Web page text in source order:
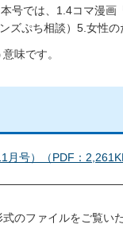
号では、1.4コマ漫
ズぷち相談）5.女性
味です。
号）（PDF：
式のファイルをご覧い